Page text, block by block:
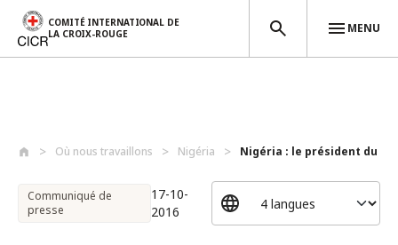
COMITÉ INTERNATIONAL DE
LA CROIX-ROUGE
MENU
Où nous travaillons Nigéria Nigéria : le président du
Communiqué de
presse
17-10-
2016